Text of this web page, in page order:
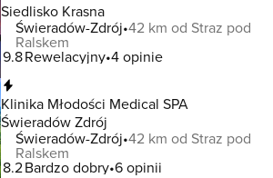
Siedlisko Krasna
Świeradów-Zdrój 42 km od Straz pod
Ralskem
9.8Rewelacyjny 4 opinie
Klinika Młodości Medical SPA
Świeradów Zdrój
Świeradów-Zdrój 42 km od Straz pod
Ralskem
8.2Bardzo dobry 6 opinii